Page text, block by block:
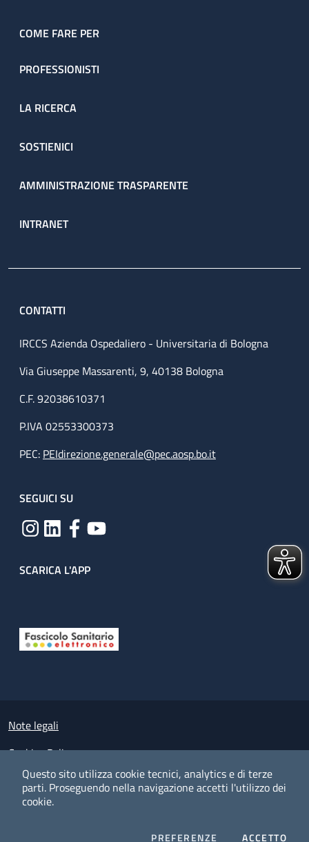
Questo sito utilizza cookie tecnici, analytics e di terze
parti. Proseguendo nella navigazione accetti l'utilizzo dei
cookie.
PREFERENZE COOKIESACCETTOI
COME FARE PER
PROFESSIONISTI
LA RICERCA
SOSTIENICI
AMMINISTRAZIONE TRASPARENTE
INTRANET
CONTATTI
IRCCS Azienda Ospedaliero - Universitaria di Bologna
Via Giuseppe Massarenti, 9, 40138 Bologna
C.F. 92038610371
P.IVA 02553300373
PEC: PEIdirezione.generale@pec.aosp.bo.it
SEGUICI SU
SCARICA L'APP
Small prints
Note legali
Cookies Policy
Policy privacy e protezione del dato personale
Albo pretorio on-line